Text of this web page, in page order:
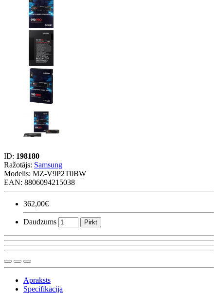
ID: 198180
Ražotājs: Samsung
Modelis: MZ-V9P2T0BW
EAN: 8806094215038
362,00€
Daudzums Pirkt
Apraksts
Specifikācija